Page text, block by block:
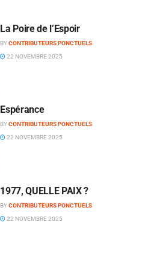
La Poire de l’Espoir
BYCONTRIBUTEURS PONCTUELS
22 NOVEMBRE 2025
Espérance
BYCONTRIBUTEURS PONCTUELS
22 NOVEMBRE 2025
1977, QUELLE PAIX ?
BYCONTRIBUTEURS PONCTUELS
22 NOVEMBRE 2025